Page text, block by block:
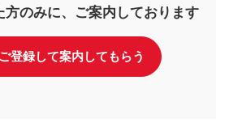
方のみに、ご案内しております
登録して案内してもらう